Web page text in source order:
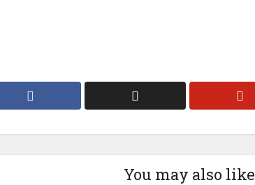
You may also like